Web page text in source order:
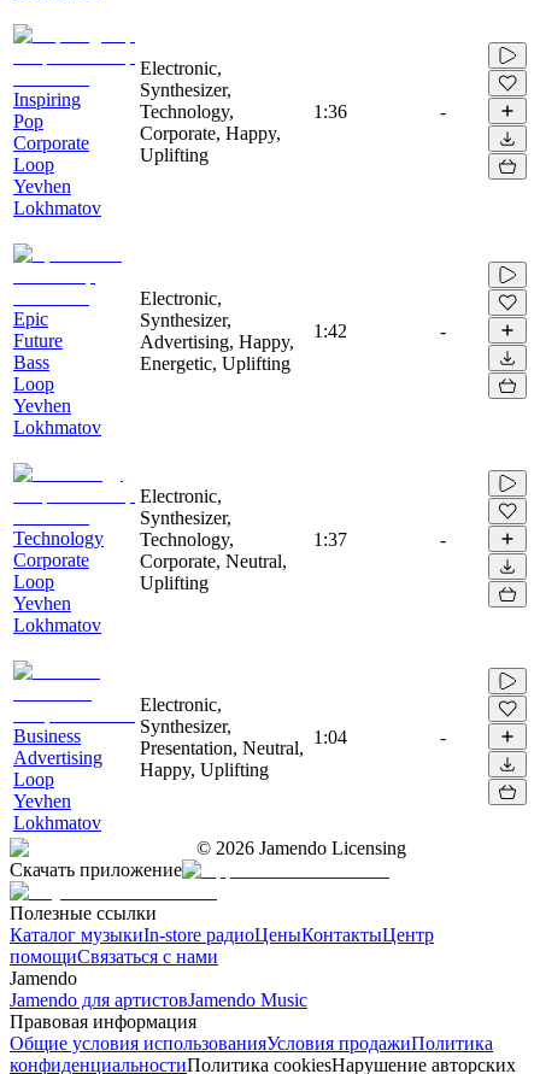
Inspiring
Pop
Corporate
Loop
Yevhen
Lokhmatov
Electronic,
Synthesizer,
Technology,
Corporate, Happy,
Uplifting
1:36 -
Epic
Future
Bass
Loop
Yevhen
Lokhmatov
Electronic,
Synthesizer,
Advertising, Happy,
Energetic, Uplifting
1:42 -
Technology
Corporate
Loop
Yevhen
Lokhmatov
Electronic,
Synthesizer,
Technology,
Corporate, Neutral,
Uplifting
1:37 -
Business
Advertising
Loop
Yevhen
Lokhmatov
Electronic,
Synthesizer,
Presentation, Neutral,
Happy, Uplifting
1:04 -
© 2026 Jamendo Licensing
Скачать приложение
Полезные ссылки
Каталог музыкиIn-store радиоЦеныКонтактыЦентр
помощиСвязаться с нами
Jamendo
Jamendo для артистовJamendo Music
Правовая информация
Общие условия использованияУсловия продажиПолитика
конфиденциальностиПолитика cookiesНарушение авторских